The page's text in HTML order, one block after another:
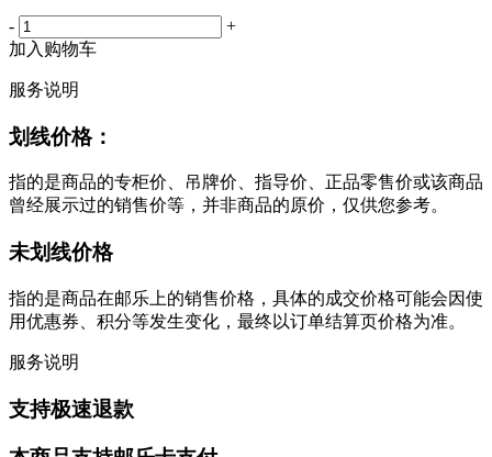
-
+
加入购物车
服务说明
划线价格：
指的是商品的专柜价、吊牌价、指导价、正品零售价或该商品
曾经展示过的销售价等，并非商品的原价，仅供您参考。
未划线价格
指的是商品在邮乐上的销售价格，具体的成交价格可能会因使
用优惠券、积分等发生变化，最终以订单结算页价格为准。
服务说明
支持极速退款